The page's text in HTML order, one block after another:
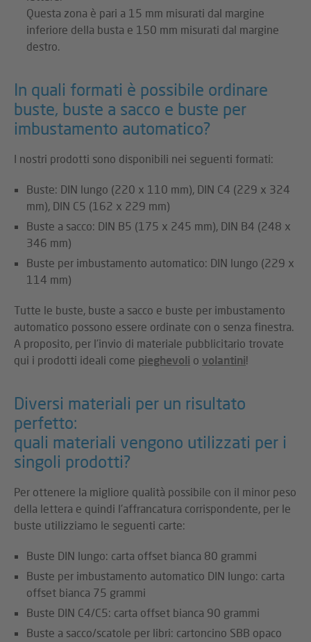
Questa zona è pari a 15 mm misurati dal margine
inferiore della busta e 150 mm misurati dal margine
destro.
In quali formati è possibile ordinare
buste, buste a sacco e buste per
imbustamento automatico?
I nostri prodotti sono disponibili nei seguenti formati:
Buste: DIN lungo (220 x 110 mm), DIN C4 (229 x 324
mm), DIN C5 (162 x 229 mm)
Buste a sacco: DIN B5 (175 x 245 mm), DIN B4 (248 x
346 mm)
Buste per imbustamento automatico: DIN lungo (229 x
114 mm)
Tutte le buste, buste a sacco e buste per imbustamento
automatico possono essere ordinate con o senza finestra.
A proposito, per l'invio di materiale pubblicitario trovate
qui i prodotti ideali come pieghevoli o volantini!
Diversi materiali per un risultato
perfetto:
quali materiali vengono utilizzati per i
singoli prodotti?
Per ottenere la migliore qualità possibile con il minor peso
della lettera e quindi l'affrancatura corrispondente, per le
buste utilizziamo le seguenti carte:
Buste DIN lungo: carta offset bianca 80 grammi
Buste per imbustamento automatico DIN lungo: carta
offset bianca 75 grammi
Buste DIN C4/C5: carta offset bianca 90 grammi
Buste a sacco/scatole per libri: cartoncino SBB opaco